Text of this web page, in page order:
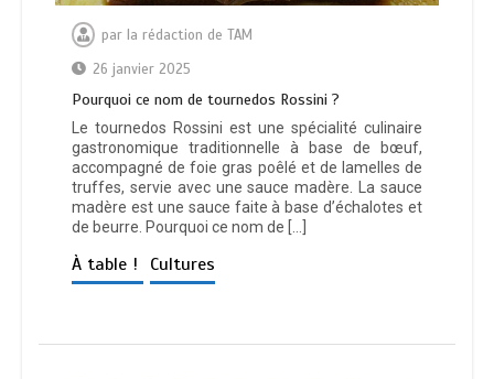
par la rédaction de TAM
26 janvier 2025
Pourquoi ce nom de tournedos Rossini ?
Le tournedos Rossini est une spécialité culinaire
gastronomique traditionnelle à base de bœuf,
accompagné de foie gras poêlé et de lamelles de
truffes, servie avec une sauce madère. La sauce
madère est une sauce faite à base d’échalotes et
de beurre. Pourquoi ce nom de […]
À table ! Cultures